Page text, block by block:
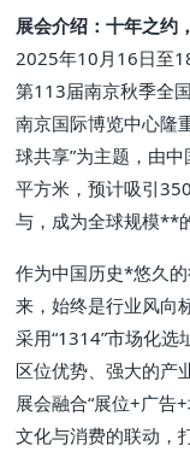
展会介绍：十年之约
2025年10月16日至
第113届南京秋季全
南京国际博览中心隆
球共享”为主题，由
平方米，预计吸引
与，成为全球规模**
作为中国历史*悠久
来，始终是行业风向
采用“1314”市场化选
区位优势、强大的产
展会融合“展位+广告
文化与消费的联动，